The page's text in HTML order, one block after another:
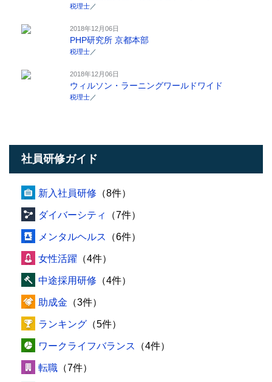
税理士 ／
2018年12月06日
PHP研究所 京都本部
税理士 ／
2018年12月06日
ウィルソン・ラーニングワールドワイド
税理士 ／
社員研修ガイド
新入社員研修 （8件）
ダイバーシティ （7件）
メンタルヘルス （6件）
女性活躍 （4件）
中途採用研修 （4件）
助成金 （3件）
ランキング （5件）
ワークライフバランス （4件）
転職 （7件）